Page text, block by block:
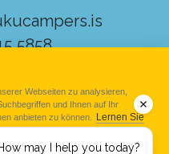
5858
Webseiten zu analysieren,
und Ihnen auf Ihr
anbieten zu können.
Lernen Sie
may I help you today?